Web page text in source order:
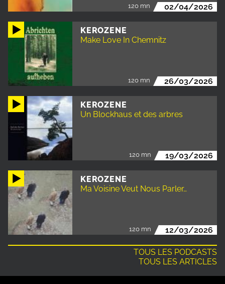
120 mn 02/04/2026
KEROZENE
Make Love In Chemnitz
120 mn 26/03/2026
KEROZENE
Un Blockhaus et des arbres
120 mn 19/03/2026
KEROZENE
Ma Voisine Veut Nous Parler…
120 mn 12/03/2026
TOUS LES PODCASTS
TOUS LES ARTICLES